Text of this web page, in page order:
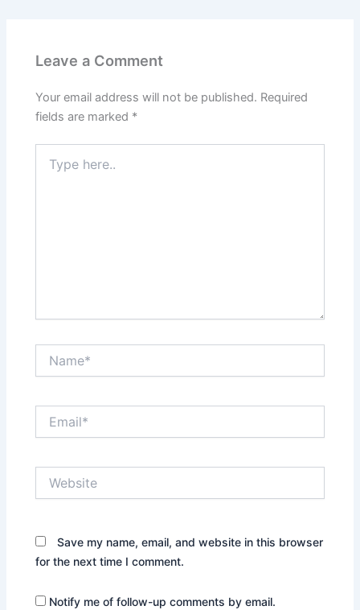
Leave a Comment
Your email address will not be published. Required
fields are marked *
here..
Save my name, email, and website in this browser
for the next time I comment.
Notify me of follow-up comments by email.